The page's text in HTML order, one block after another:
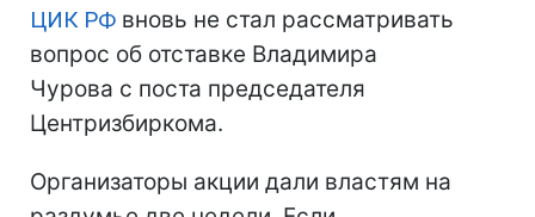
ЦИК РФ вновь не стал рассматривать
вопрос об отставке Владимира
Чурова с поста председателя
Центризбиркома.
Организаторы акции дали властям на